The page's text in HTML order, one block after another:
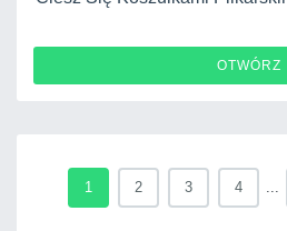
OTWÓRZ
1 2 3 4 ...